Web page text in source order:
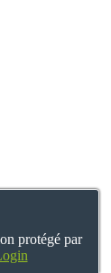
protégé par